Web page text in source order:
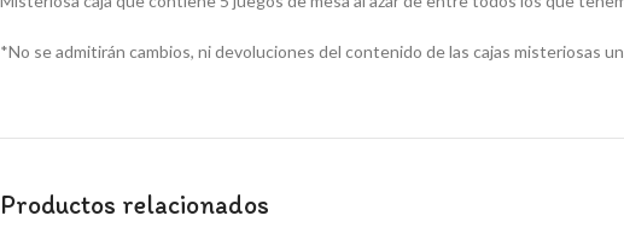
*No se admitirán cambios, ni devoluciones del contenido de las cajas misteriosas
Productos relacionados